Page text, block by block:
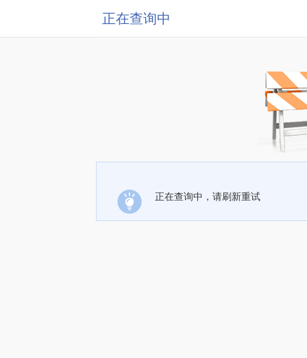
正在查询中
正在查询中，请刷新重试